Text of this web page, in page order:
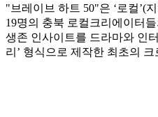
"브레이브 하트 50"은 ‘로컬’(
19명의 충북 로컬크리에이터
생존 인사이트를 드라마와 인
리’ 형식으로 제작한 최초의